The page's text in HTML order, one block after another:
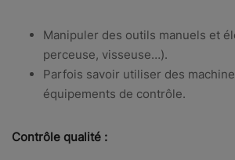
Manipuler des outils manuels et
perceuse, visseuse…).
Parfois savoir utiliser des
équipements de contrôle.
Contrôle qualité :